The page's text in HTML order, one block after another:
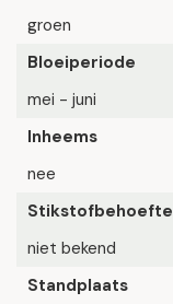
groen
Bloeiperiode
mei - juni
Inheems
nee
Stikstofbehoefte
niet bekend
Standplaats